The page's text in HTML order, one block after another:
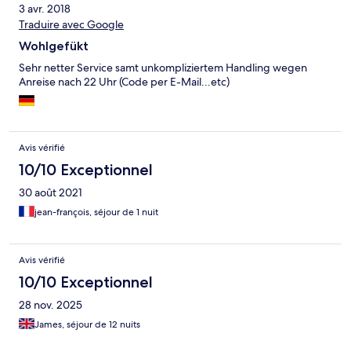
3 avr. 2018
Traduire avec Google
Wohlgefükt
Sehr netter Service samt unkompliziertem Handling wegen
Anreise nach 22 Uhr (Code per E-Mail...etc)
Avis vérifié
10/10 Exceptionnel
30 août 2021
jean-françois, séjour de 1 nuit
Avis vérifié
10/10 Exceptionnel
28 nov. 2025
James, séjour de 12 nuits